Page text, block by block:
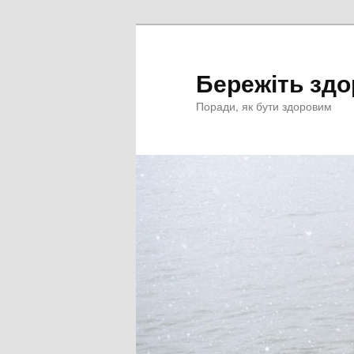
Бережіть
Поради, як бути здоровим